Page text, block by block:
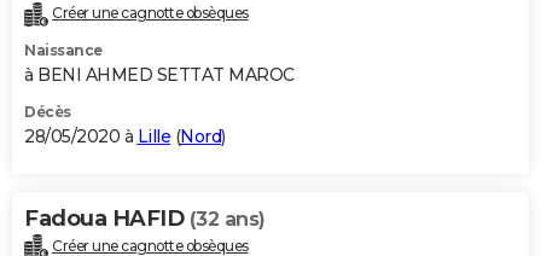
Créer une cagnotte obsèques
Naissance
à BENI AHMED SETTAT MAROC
Décès
28/05/2020 à Lille (Nord)
Fadoua HAFID (32 ans)
Créer une cagnotte obsèques